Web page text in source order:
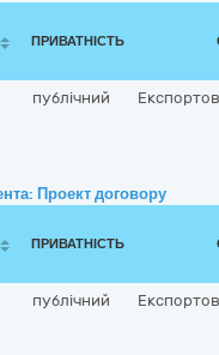
ПРИВАТНІСТЬ
публічний
Проект договору
ПРИВАТНІСТЬ
публічний